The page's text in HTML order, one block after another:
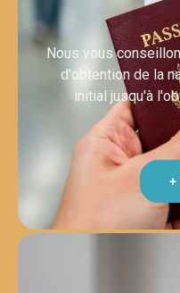
Nous vous
d'obtention de la
initial jusqu'à
+